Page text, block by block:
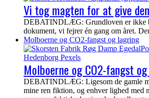
Vi tog magten for at give
DEBATINDLÆG: Grundloven er ikke
dokument, vi fejrer én gang om året.
Molboerne og CO2-fangst og lagring
Molboerne og CO2-fangst
DEBATINDLÆG: Ligesom de gamle
mine ren fiktion, og enhver lighed med